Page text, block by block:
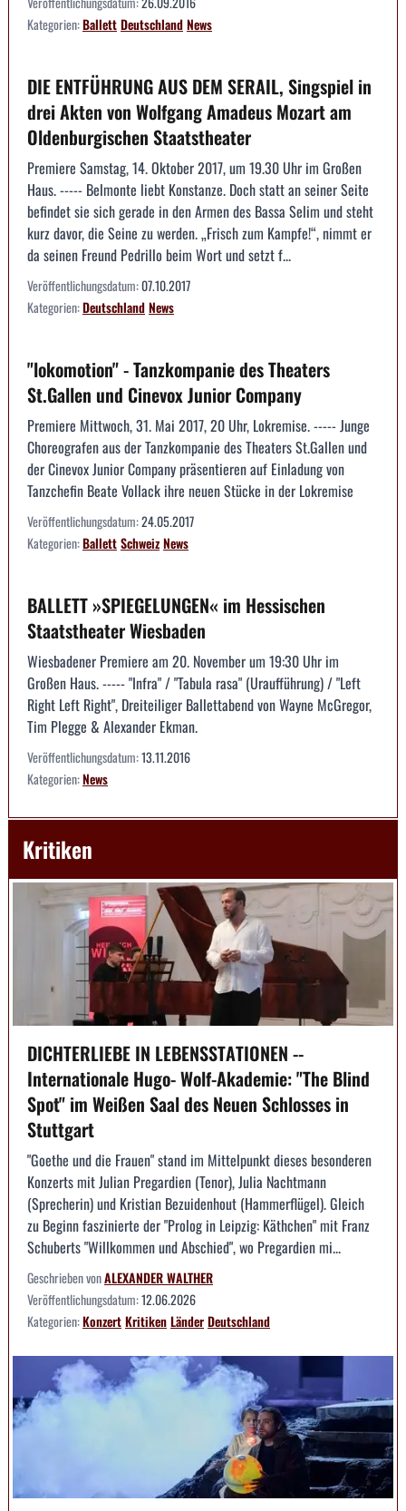
Kategorien:BallettDeutschlandNews
DIE ENTFÜHRUNG AUS DEM SERAIL, Singspiel in
drei Akten von Wolfgang Amadeus Mozart am
Oldenburgischen Staatstheater
Premiere Samstag, 14. Oktober 2017, um 19.30 Uhr im Großen
Haus. ----- Belmonte liebt Konstanze. Doch statt an seiner Seite
befindet sie sich gerade in den Armen des Bassa Selim und steht
kurz davor, die Seine zu werden. „Frisch zum Kampfe!“, nimmt er
da seinen Freund Pedrillo beim Wort und setzt f...
Veröffentlichungsdatum:07.10.2017
Kategorien:DeutschlandNews
"lokomotion" - Tanzkompanie des Theaters
St.Gallen und Cinevox Junior Company
Premiere Mittwoch, 31. Mai 2017, 20 Uhr, Lokremise. ----- Junge
Choreografen aus der Tanzkompanie des Theaters St.Gallen und
der Cinevox Junior Company präsentieren auf Einladung von
Tanzchefin Beate Vollack ihre neuen Stücke in der Lokremise
Veröffentlichungsdatum:24.05.2017
Kategorien:BallettSchweizNews
BALLETT »SPIEGELUNGEN« im Hessischen
Staatstheater Wiesbaden
Wiesbadener Premiere am 20. November um 19:30 Uhr im
Großen Haus. ----- "Infra" / "Tabula rasa" (Uraufführung) / "Left
Right Left Right", Dreiteiliger Ballettabend von Wayne McGregor,
Tim Plegge & Alexander Ekman.
Veröffentlichungsdatum:13.11.2016
Kategorien:News
Kritiken
DICHTERLIEBE IN LEBENSSTATIONEN --
Internationale Hugo- Wolf-Akademie: "The Blind
Spot" im Weißen Saal des Neuen Schlosses in
Stuttgart
"Goethe und die Frauen" stand im Mittelpunkt dieses besonderen
Konzerts mit Julian Pregardien (Tenor), Julia Nachtmann
(Sprecherin) und Kristian Bezuidenhout (Hammerflügel). Gleich
zu Beginn faszinierte der "Prolog in Leipzig: Käthchen" mit Franz
Schuberts "Willkommen und Abschied", wo Pregardien mi...
Geschrieben vonALEXANDER WALTHER
Veröffentlichungsdatum:12.06.2026
Kategorien:KonzertKritikenLänderDeutschland